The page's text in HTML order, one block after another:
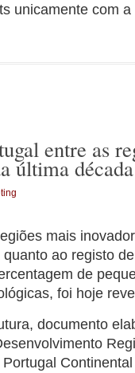
unicamente com
entre as
última década
mais
ao registo
de
foi hoje
documento
Continental